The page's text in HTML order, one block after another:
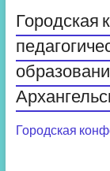
Городская
Городская